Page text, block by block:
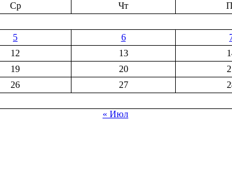
Ср Чт
5 6
12 13
19 20
26 27
« Июл